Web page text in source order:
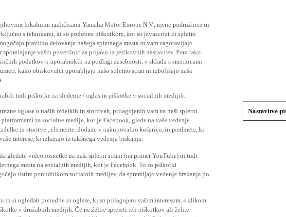
lokalnimi različicami Yamaha Motor Europe N.V., njene podružnice in
s tehnikami, ki so podobne piškotkom, kot so javascript in spletni
pravilno delovanje našega spletnega mesta in vam zagotavljajo
spominjanje vaših poverilnic za prijavo in jezikovnih nastavitev. Prav tako
podatkov o uporabnikih na podlagi zasebnosti, v skladu s smernicami
kako obiskovalci uporabljajo našo spletno stran in izboljšajo našo
tudi piškotke za sledenje / oglas in piškotke v socialnih medijih:
oglase o naših izdelkih in storitvah, prilagojenih vam na naši spletni
za socialne medije, kot je Facebook, glede na vaše vedenje
in storitve , elemente, dodane v nakupovalno košarico, in predmete, ki
interese, ki izhajajo iz takšnega vedenja brskanja.
gledate videoposnetke na naši spletni strani (na primer YouTube) in tudi
mesta na socialnih medijih, kot je Facebook. To so piškotki
tistim ponudnikom socialnih medijev, da spremljajo vedenje brskanja po
in si ogledati ponudbe in oglase, ki so prilagojeni vašim interesom, s klikom
v družabnih medijih. Če ne želite sprejeti teh piškotkov ali želite
Nastavitve